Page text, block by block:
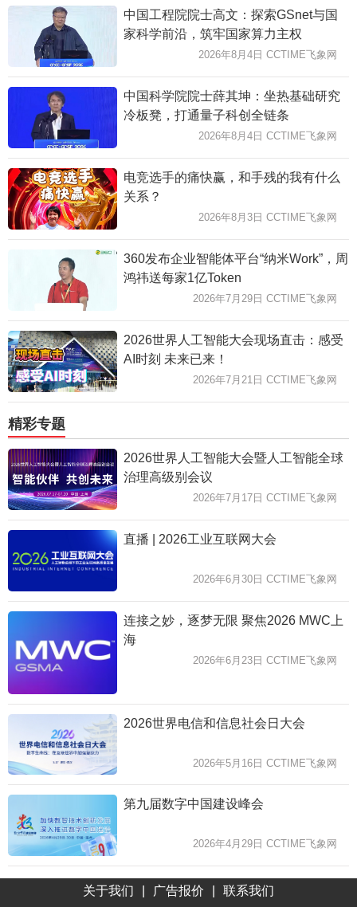
中国工程院院士高文：探索GSnet与国
家科学前沿，筑牢国家算力主权
2026年8月4日 CCTIME飞象网
中国科学院院士薛其坤：坐热基础研究
冷板凳，打通量子科创全链条
2026年8月4日 CCTIME飞象网
电竞选手的痛快赢，和手残的我有什么
关系？
2026年8月3日 CCTIME飞象网
360发布企业智能体平台“纳米Work”，周
鸿祎送每家1亿Token
2026年7月29日 CCTIME飞象网
2026世界人工智能大会现场直击：感受
AI时刻 未来已来！
2026年7月21日 CCTIME飞象网
精彩专题
2026世界人工智能大会暨人工智能全球
治理高级别会议
2026年7月17日 CCTIME飞象网
直播 | 2026工业互联网大会
2026年6月30日 CCTIME飞象网
连接之妙，逐梦无限 聚焦2026 MWC上
海
2026年6月23日 CCTIME飞象网
2026世界电信和信息社会日大会
2026年5月16日 CCTIME飞象网
第九届数字中国建设峰会
2026年4月29日 CCTIME飞象网
关于我们 广告报价 联系我们